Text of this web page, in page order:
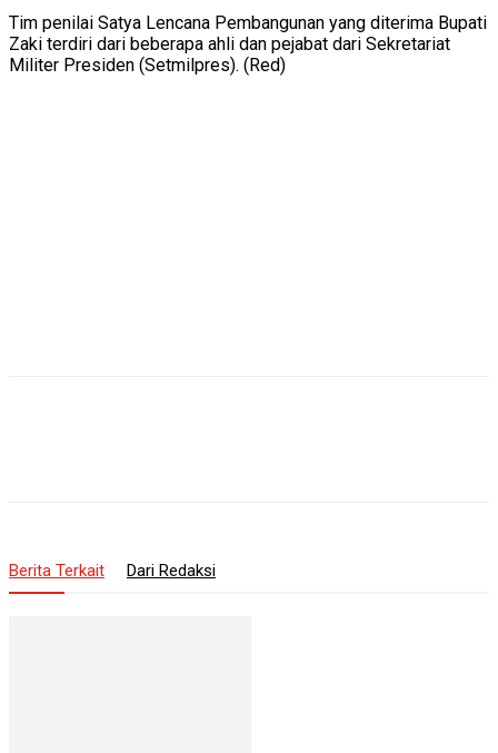
Tim penilai Satya Lencana Pembangunan yang diterima Bupati
Zaki terdiri dari beberapa ahli dan pejabat dari Sekretariat
Militer Presiden (Setmilpres). (Red)
Berita Terkait Dari Redaksi